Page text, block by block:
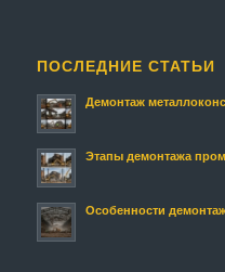
ПОСЛЕДНИЕ СТАТЬИ
Демонтаж
Этапы демонтажа
Особенности